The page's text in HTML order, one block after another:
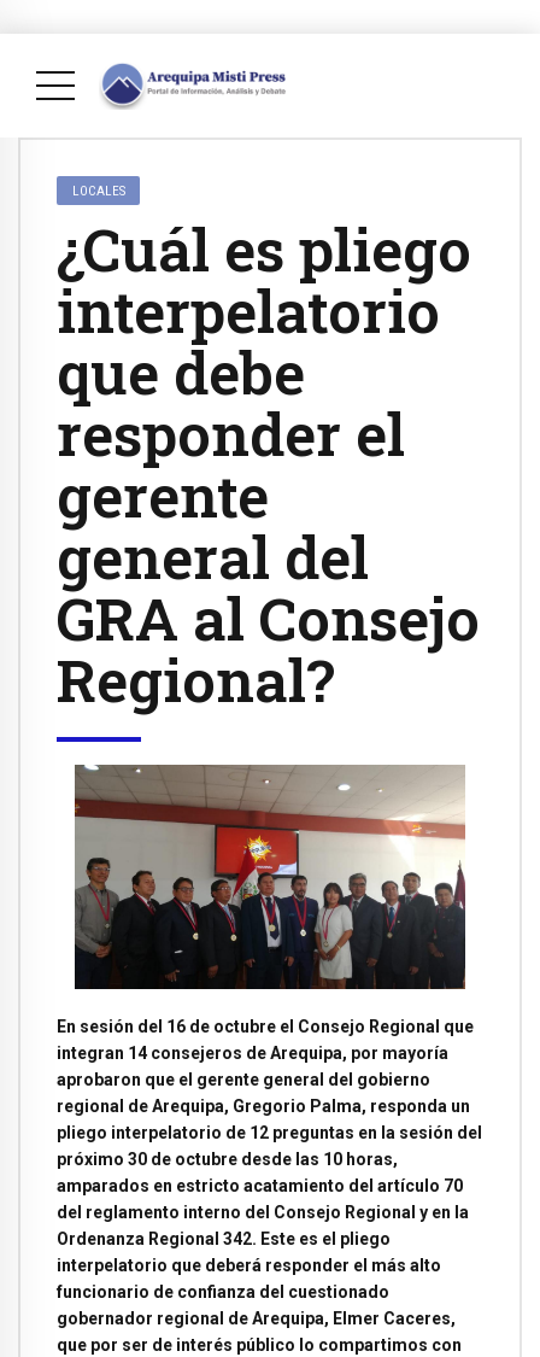
LOCALES
¿Cuál es pliego
interpelatorio
que debe
responder el
gerente
general del
GRA al Consejo
Regional?
En sesión del 16 de octubre el Consejo Regional que
integran 14 consejeros de Arequipa, por mayoría
aprobaron que el gerente general del gobierno
regional de Arequipa, Gregorio Palma, responda un
pliego interpelatorio de 12 preguntas en la sesión del
próximo 30 de octubre desde las 10 horas,
amparados en estricto acatamiento del artículo 70
del reglamento interno del Consejo Regional y en la
Ordenanza Regional 342. Este es el pliego
interpelatorio que deberá responder el más alto
funcionario de confianza del cuestionado
gobernador regional de Arequipa, Elmer Caceres,
que por ser de interés público lo compartimos con